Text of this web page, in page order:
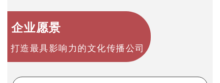
企业愿景
打造最具影响力的文化传播公司